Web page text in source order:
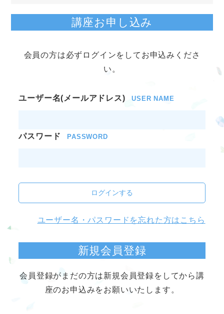
講座お申し込み
会員の方は必ずログインをしてお申込みくださ
い。
ユーザー名(メールアドレス) USER NAME
パスワード PASSWORD
ログインする
ユーザー名・パスワードを忘れた方はこちら
新規会員登録
会員登録がまだの方は新規会員登録をしてから講
座のお申込みをお願いいたします。